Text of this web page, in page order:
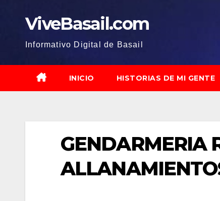
ViveBasail.com
Informativo Digital de Basail
INICIO HISTORIAS DE MI GENTE
GENDARMERIA